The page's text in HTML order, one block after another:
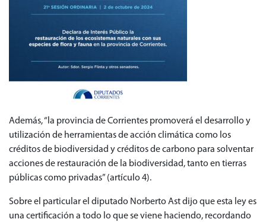
Además, “la provincia de Corrientes promoverá el desarrollo y
utilización de herramientas de acción climática como los
créditos de biodiversidad y créditos de carbono para solventar
acciones de restauración de la biodiversidad, tanto en tierras
públicas como privadas” (artículo 4).
Sobre el particular el diputado Norberto Ast dijo que esta ley es
una certificación a todo lo que se viene haciendo, recordando